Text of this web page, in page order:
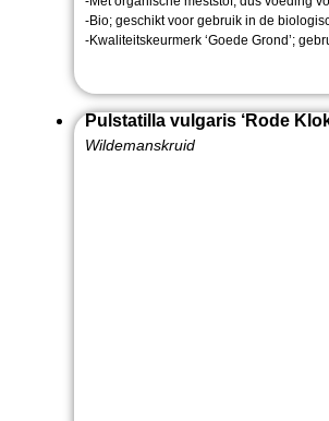
-Bio; geschikt voor gebruik in de
-Kwaliteitskeurmerk ‘Goede Grond’;
Pulstatilla vulgaris ‘Rode
Wildemanskruid